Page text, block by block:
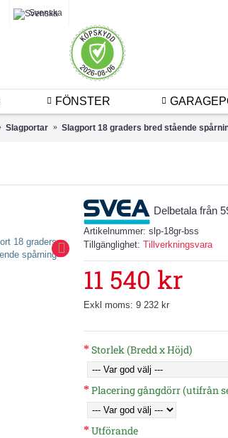
Svenska
FÖNSTER
Slagportar Slagport 18 graders bred stående
Delbetala från
Artikelnummer: slp-18gr-bss
Tillgänglighet: Tillverkningsvara
11 540 kr
Exkl moms: 9 232 kr
Storlek (Bredd x Höjd)
Placering gångdörr (utifrån
Utförande